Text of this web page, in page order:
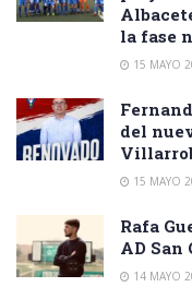
la fase
15 MAYO
del
15 MAYO
Rafa
AD San
14 MAYO